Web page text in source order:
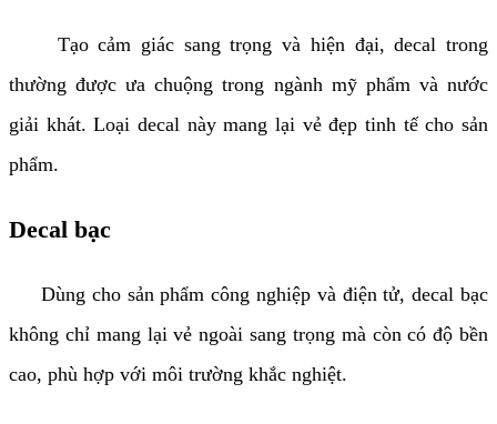
Tạo cảm giác sang trọng và hiện đại, decal trong
thường được ưa chuộng trong ngành mỹ phẩm và nước
giải khát. Loại decal này mang lại vẻ đẹp tinh tế cho sản
phẩm.
Decal bạc
Dùng cho sản phẩm công nghiệp và điện tử, decal bạc
không chỉ mang lại vẻ ngoài sang trọng mà còn có độ bền
cao, phù hợp với môi trường khắc nghiệt.